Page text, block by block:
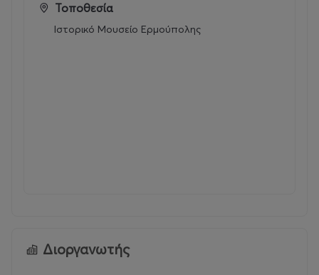
Τοποθεσία
Ιστορικό Μουσείο Ερμούπολης
Διοργανωτής